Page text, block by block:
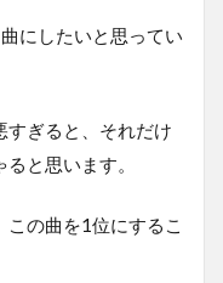
にしたいと思ってい
すぎると、それだけ
と思います。
の曲を1位にするこ